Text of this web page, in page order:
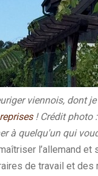
viennois, dont
! Crédit photo
à quelqu'un qui
l’allemand et
de travail et des